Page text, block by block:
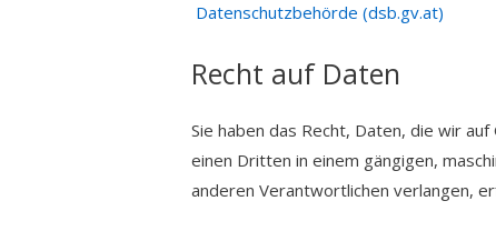
Datenschutzbehörde (dsb.gv.at)
Recht auf Daten
Sie haben das Recht, Daten, die wir
einen Dritten in einem gängigen,
anderen Verantwortlichen verlangen,